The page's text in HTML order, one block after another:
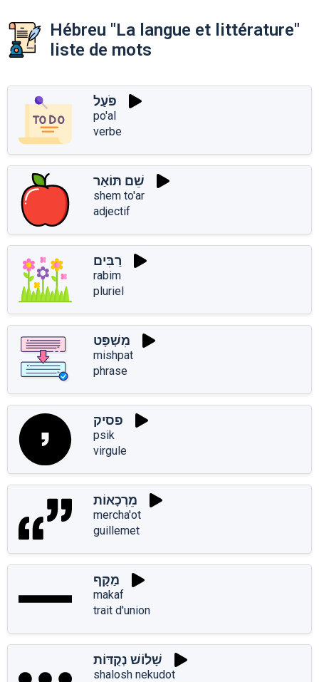
Hébreu "La langue et littérature"
liste de mots
פֹּעַל
po'al
verbe
שֵׁם תּוֹאַר
shem to'ar
adjectif
רַבִּים
rabim
pluriel
מִשְׁפָּט
mishpat
phrase
פסיק
psik
virgule
מֵרְכָאוֹת
mercha'ot
guillemet
מַקָּף
makaf
trait d'union
שָׁלוֹשׁ נְקֻדּוֹת
shalosh nekudot